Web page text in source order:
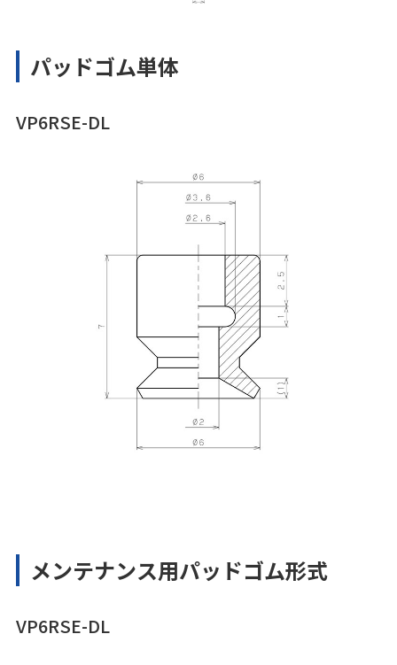
パッドゴム単体
VP6RSE-DL
メンテナンス用パッドゴム形式
VP6RSE-DL